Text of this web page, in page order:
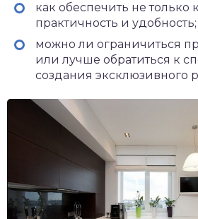
как обеспечить не только
практичность и удобность;
можно ли ограничиться
или лучше обратиться к
создания эксклюзивного